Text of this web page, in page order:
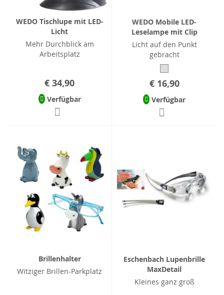
WEDO Tischlupe mit LED-
Licht
Mehr Durchblick am
Arbeitsplatz
€ 34,90
Verfügbar
WEDO Mobile LED-
Leselampe mit Clip
Licht auf den Punkt
gebracht
€ 16,90
Verfügbar
Brillenhalter
Witziger Brillen-Parkplatz
Eschenbach Lupenbrille
MaxDetail
Kleines ganz groß